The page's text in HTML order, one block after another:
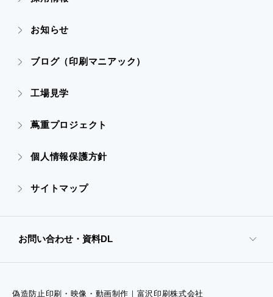
- 販促グッズ
- CSR活動
- ぎぞらーず
- デザイン
お知らせ
ブログ（印刷マニアック）
工場見学
蔦重プロジェクト
個人情報保護方針
サイトマップ
お問い合わせ・資料DL
偽造防止印刷・映像・動画制作｜富沢印刷株式会社